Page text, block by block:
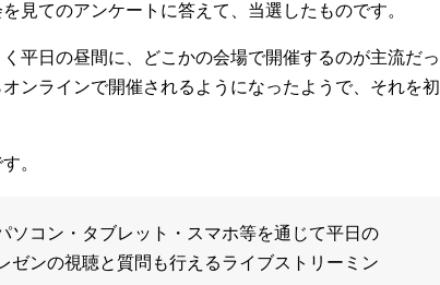
見てのアンケートに答えて、当選したものです。
平日の昼間に、どこかの会場で開催するのが主流だっ
ンラインで開催されるようになったようで、それを初
。
ソコン・タブレット・スマホ等を通じて平日の
ゼンの視聴と質問も行えるライブストリーミン